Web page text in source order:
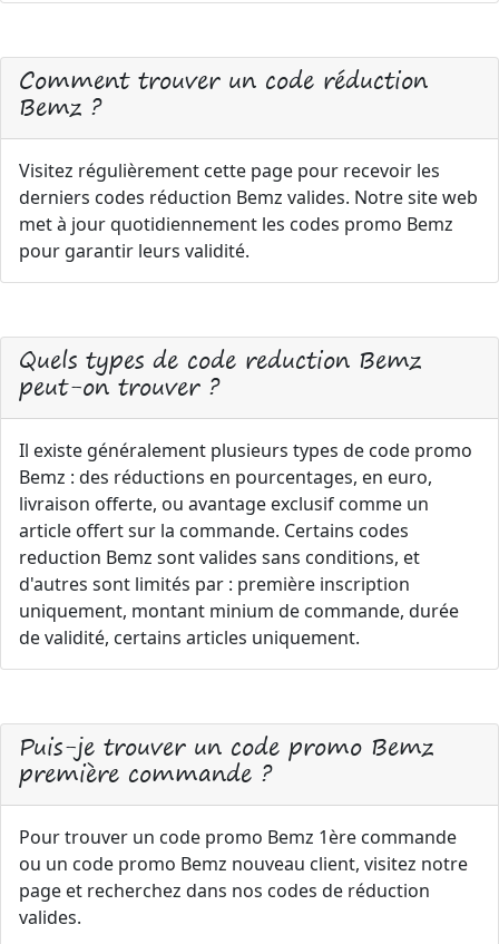
Comment trouver un code réduction
Bemz ?
Visitez régulièrement cette page pour recevoir les
derniers codes réduction Bemz valides. Notre site web
met à jour quotidiennement les codes promo Bemz
pour garantir leurs validité.
Quels types de code reduction Bemz
peut-on trouver ?
Il existe généralement plusieurs types de code promo
Bemz : des réductions en pourcentages, en euro,
livraison offerte, ou avantage exclusif comme un
article offert sur la commande. Certains codes
reduction Bemz sont valides sans conditions, et
d'autres sont limités par : première inscription
uniquement, montant minium de commande, durée
de validité, certains articles uniquement.
Puis-je trouver un code promo Bemz
première commande ?
Pour trouver un code promo Bemz 1ère commande
ou un code promo Bemz nouveau client, visitez notre
page et recherchez dans nos codes de réduction
valides.